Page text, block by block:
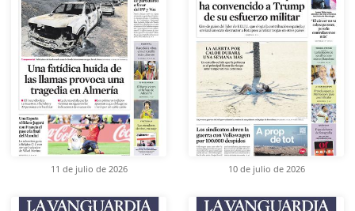
11 de julio de 2026 10 de julio de 2026